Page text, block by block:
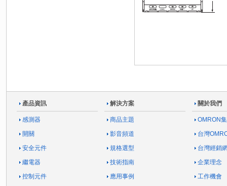
產品資訊
感測器
開關
安全元件
繼電器
控制元件
解決方案
商品主題
影音頻道
規格選型
技術指南
應用事例
關於我們
OMRON
台灣
台灣經銷
企業理念
工作機會